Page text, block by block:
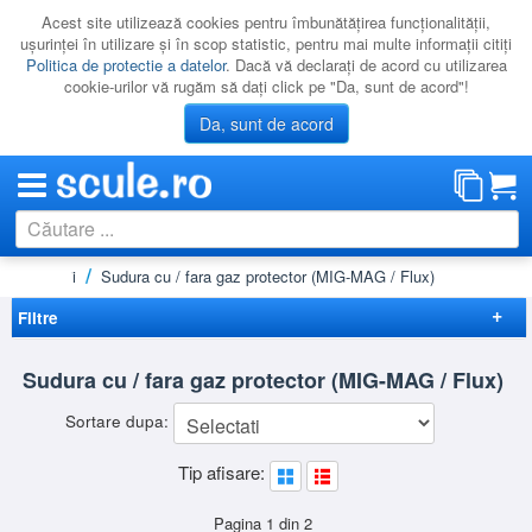
Acest site utilizează cookies pentru îmbunătăţirea funcţionalităţii,
uşurinţei în utilizare şi în scop statistic, pentru mai multe informaţii citiţi
Politica de protectie a datelor. Dacă vă declaraţi de acord cu utilizarea
cookie-urilor vă rugăm să daţi click pe "Da, sunt de acord"!
Da, sunt de acord
CATEGORII
PROMOTII
RESIGILATE
LICHIDARE
Accesorii
Sudura cu / fara gaz protector (MIG-MAG / Flux)
Filtre
Elimina filtrele
Disponibilitate
Sudura cu / fara gaz protector (MIG-MAG / Flux)
Sortare dupa:
Tip afisare:
Pagina 1 din 2